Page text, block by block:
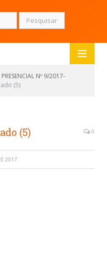
PRESENCIAL Nº 9/2017-
(5)
(5) 0
2017